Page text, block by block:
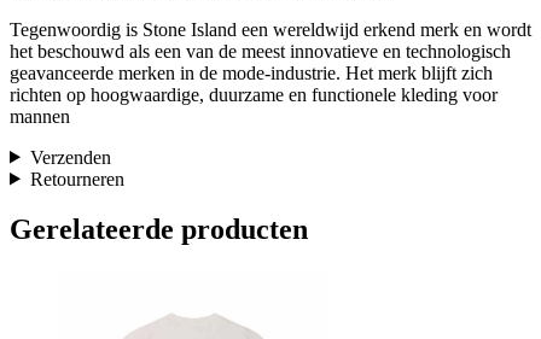
Tegenwoordig is Stone Island een wereldwijd erkend merk en wordt
het beschouwd als een van de meest innovatieve en technologisch
geavanceerde merken in de mode-industrie. Het merk blijft zich
richten op hoogwaardige, duurzame en functionele kleding voor
mannen
Verzenden
Retourneren
Gerelateerde producten